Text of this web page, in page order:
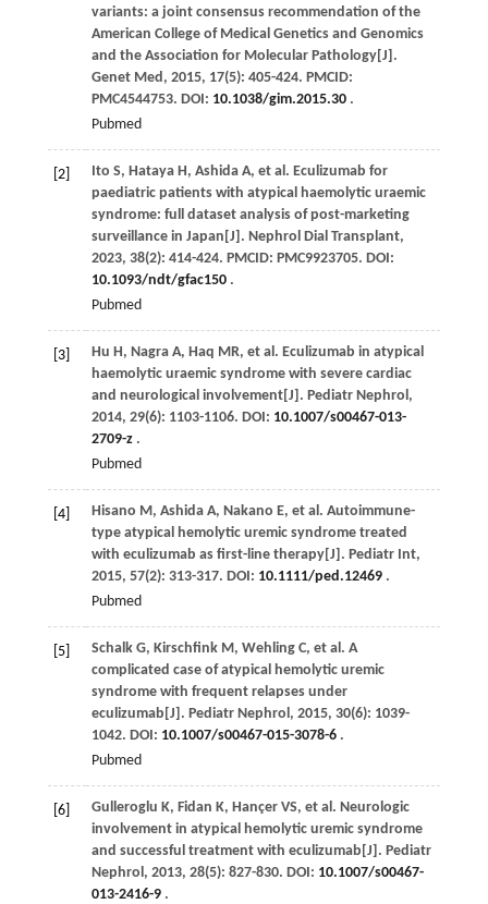
variants: a joint consensus recommendation of the
American College of Medical Genetics and Genomics
and the Association for Molecular Pathology[J].
Genet Med , 2015, 17(5): 405-424. PMCID:
PMC4544753. DOI: 10.1038/gim.2015.30.
Pubmed
[2] Ito S, Hataya H, Ashida A, et al . Eculizumab for
paediatric patients with atypical haemolytic uraemic
syndrome: full dataset analysis of post-marketing
surveillance in Japan[J]. Nephrol Dial Transplant,
2023, 38(2): 414-424. PMCID: PMC9923705. DOI:
10.1093/ndt/gfac150.
Pubmed
[3] Hu H, Nagra A, Haq MR, et al . Eculizumab in atypical
haemolytic uraemic syndrome with severe cardiac
and neurological involvement[J]. Pediatr Nephrol ,
2014, 29(6): 1103-1106. DOI: 10.1007/s00467-013-
2709-z.
Pubmed
[4] Hisano M, Ashida A, Nakano E, et al . Autoimmune-
type atypical hemolytic uremic syndrome treated
with eculizumab as first-line therapy[J]. Pediatr Int,
2015, 57(2): 313-317. DOI: 10.1111/ped.12469.
Pubmed
[5] Schalk G, Kirschfink M, Wehling C, et al . A
complicated case of atypical hemolytic uremic
syndrome with frequent relapses under
eculizumab[J]. Pediatr Nephrol , 2015, 30(6): 1039-
1042. DOI: 10.1007/s00467-015-3078-6.
Pubmed
[6] Gulleroglu K, Fidan K, Hançer VS, et al . Neurologic
involvement in atypical hemolytic uremic syndrome
and successful treatment with eculizumab[J]. Pediatr
Nephrol , 2013, 28(5): 827-830. DOI: 10.1007/s00467-
013-2416-9.